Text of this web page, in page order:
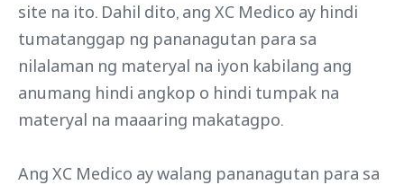
site na ito. Dahil dito, ang XC Medico ay hindi
tumatanggap ng pananagutan para sa
nilalaman ng materyal na iyon kabilang ang
anumang hindi angkop o hindi tumpak na
materyal na maaaring makatagpo.
Ang XC Medico ay walang pananagutan para sa